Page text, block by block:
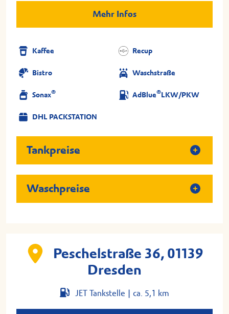
Mehr Infos
Kaffee Recup
Bistro Waschstraße
Sonax® AdBlue® LKW/PKW
DHL PACKSTATION
Tankpreise
Waschpreise
Peschelstraße 36, 01139
Dresden
JET Tankstelle | ca. 5,1 km